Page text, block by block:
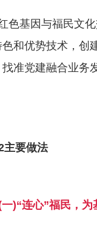
色基因与福民文
色和优势技术，创
找准党建融合业务
主要做法
一)“连心”福民，